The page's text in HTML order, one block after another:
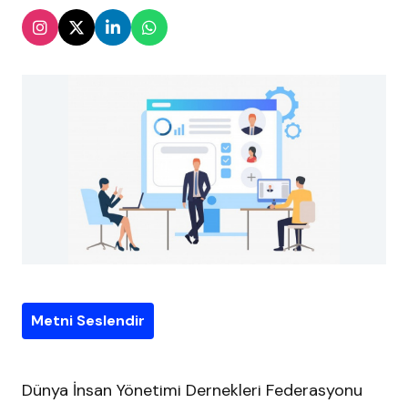
Metni Seslendir
Dünya İnsan Yönetimi Dernekleri Federasyonu